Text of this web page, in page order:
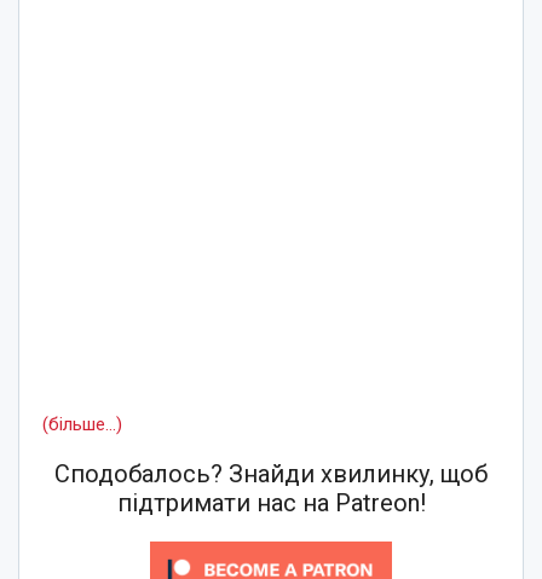
(більше…)
Сподобалось? Знайди хвилинку, щоб
підтримати нас на Patreon!